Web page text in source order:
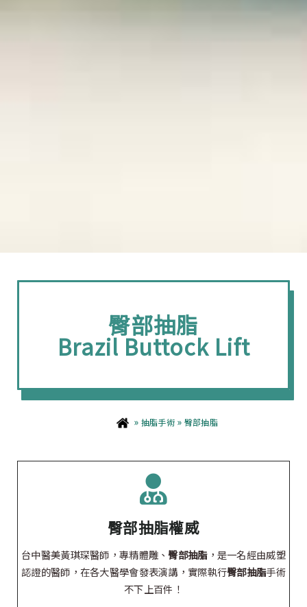
臀部抽脂
Brazil Buttock Lift
» 抽脂手術 » 臀部抽脂
臀部抽脂權威
台中醫美黃琪琛醫師，專精體雕、臀部抽脂，是一名經由威塑
認證的醫師，在各大醫學會發表演講，實際執行臀部抽脂手術
不下上百件！